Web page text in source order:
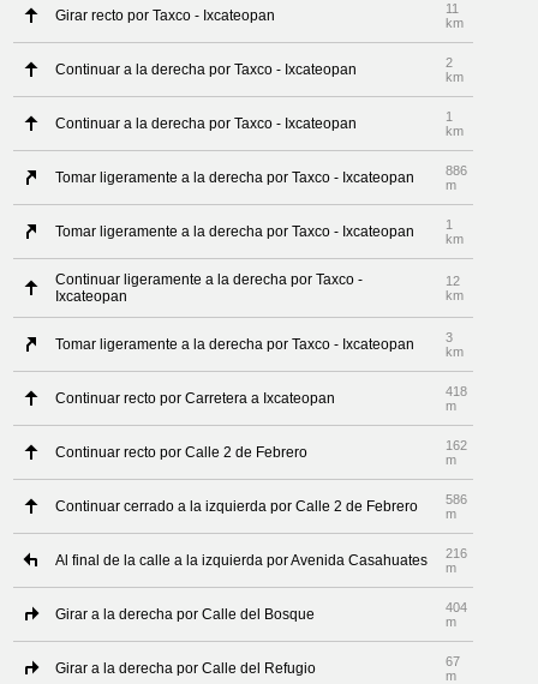
Girar recto por Taxco - Ixcateopan
11
km
Continuar a la derecha por Taxco - Ixcateopan
2
km
Continuar a la derecha por Taxco - Ixcateopan
1
km
Tomar ligeramente a la derecha por Taxco - Ixcateopan
886
m
Tomar ligeramente a la derecha por Taxco - Ixcateopan
1
km
Continuar ligeramente a la derecha por Taxco -
Ixcateopan
12
km
Tomar ligeramente a la derecha por Taxco - Ixcateopan
3
km
Continuar recto por Carretera a Ixcateopan
418
m
Continuar recto por Calle 2 de Febrero
162
m
Continuar cerrado a la izquierda por Calle 2 de Febrero
586
m
Al final de la calle a la izquierda por Avenida Casahuates
216
m
Girar a la derecha por Calle del Bosque
404
m
Girar a la derecha por Calle del Refugio
67
m